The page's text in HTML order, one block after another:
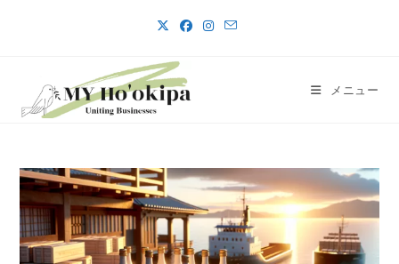
メニュー